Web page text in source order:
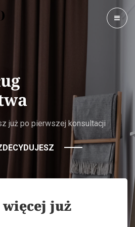
już po pierwszej konsultacji
już